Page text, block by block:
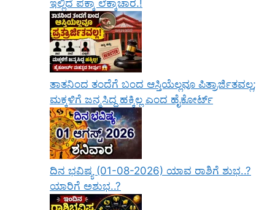
ಇಲ್ಲಿದೆ ಪಕ್ಕಾ ಲೆಕ್ಕಾಚಾರ.!
ತಾತನಿಂದ ತಂದೆಗೆ ಬಂದ ಆಸ್ತಿಯೆಲ್ಲವೂ ಪಿತ್ರಾರ್ಜಿತವಲ್ಲ;
ಮಕ್ಕಳಿಗೆ ಜನ್ಮಸಿದ್ಧ ಹಕ್ಕಿಲ್ಲ ಎಂದ ಹೈಕೋರ್ಟ್
ದಿನ ಭವಿಷ್ಯ (01-08-2026) ಯಾವ ರಾಶಿಗೆ ಶುಭ..?
ಯಾರಿಗೆ ಅಶುಭ..?